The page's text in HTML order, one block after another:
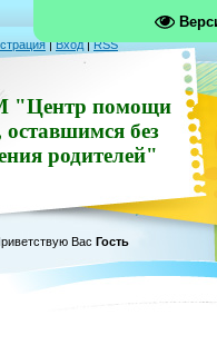
|Вход|RSS
"Центр помощи
оставшимся без
родителей"
Вас Гость